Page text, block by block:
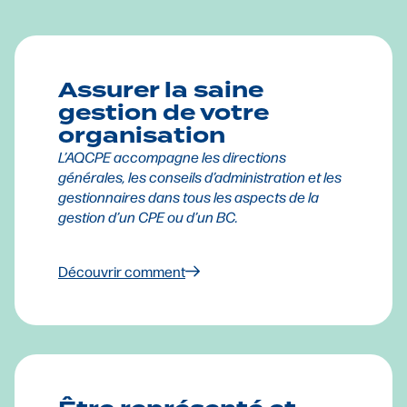
Assurer la saine
gestion de votre
organisation
L’AQCPE accompagne les directions
générales, les conseils d’administration et les
gestionnaires dans tous les aspects de la
gestion d’un CPE ou d’un BC.
Découvrir comment